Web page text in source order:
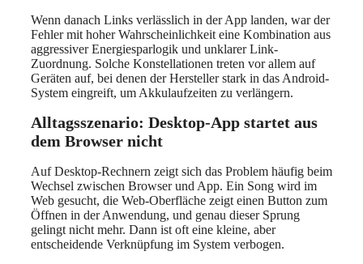
Wenn danach Links verlässlich in der App landen, war der
Fehler mit hoher Wahrscheinlichkeit eine Kombination aus
aggressiver Energiesparlogik und unklarer Link-
Zuordnung. Solche Konstellationen treten vor allem auf
Geräten auf, bei denen der Hersteller stark in das Android-
System eingreift, um Akkulaufzeiten zu verlängern.
Alltagsszenario: Desktop-App startet aus
dem Browser nicht
Auf Desktop-Rechnern zeigt sich das Problem häufig beim
Wechsel zwischen Browser und App. Ein Song wird im
Web gesucht, die Web-Oberfläche zeigt einen Button zum
Öffnen in der Anwendung, und genau dieser Sprung
gelingt nicht mehr. Dann ist oft eine kleine, aber
entscheidende Verknüpfung im System verbogen.